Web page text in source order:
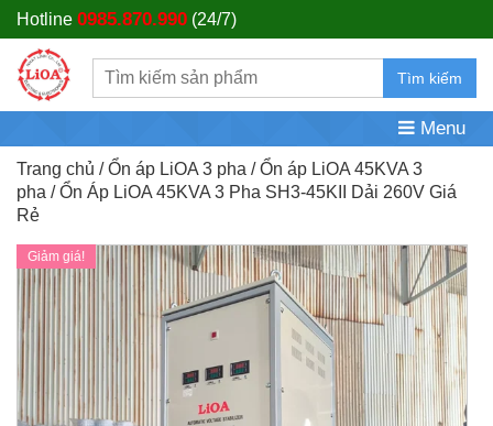
Hotline 0985.870.990 (24/7)
Tìm kiếm
Menu
Trang chủ /Ổn áp LiOA 3 pha /Ổn áp LiOA 45KVA 3
pha / Ổn Áp LiOA 45KVA 3 Pha SH3-45KII Dải 260V Giá
Rẻ
Giảm giá!